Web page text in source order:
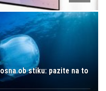
ob stiku: pazite na to